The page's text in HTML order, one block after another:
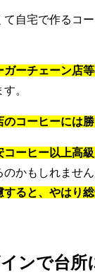
て自宅で作るコ
ガーチェーン店
。
のコーヒーには
コーヒー以上高
のかもしれません
すると、やはり
ンで台所